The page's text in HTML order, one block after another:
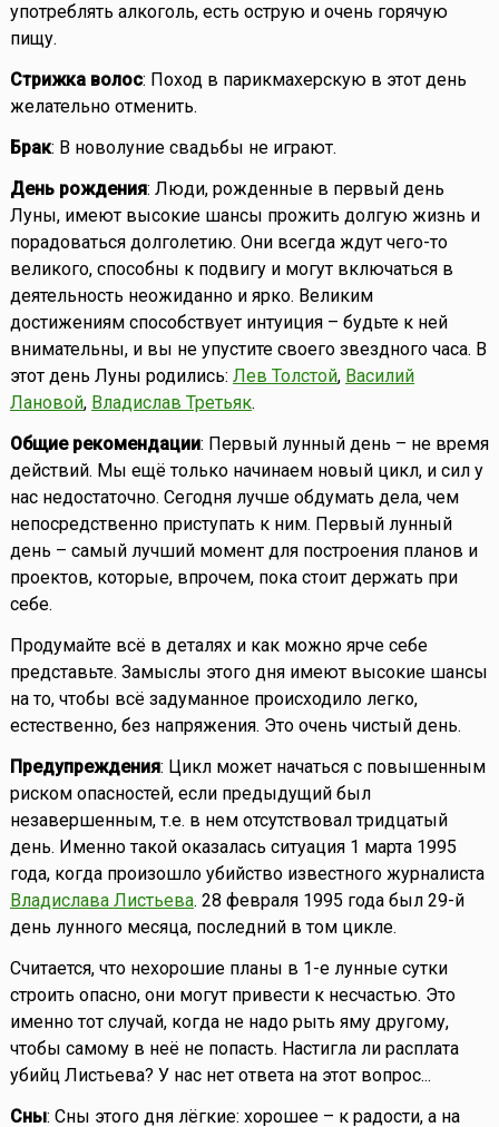
употреблять алкоголь, есть острую и очень горячую
пищу.
Стрижка волос: Поход в парикмахерскую в этот день
желательно отменить.
Брак: В новолуние свадьбы не играют.
День рождения: Люди, рожденные в первый день
Луны, имеют высокие шансы прожить долгую жизнь и
порадоваться долголетию. Они всегда ждут чего-то
великого, способны к подвигу и могут включаться в
деятельность неожиданно и ярко. Великим
достижениям способствует интуиция – будьте к ней
внимательны, и вы не упустите своего звездного часа. В
этот день Луны родились: Лев Толстой, Василий
Лановой, Владислав Третьяк.
Общие рекомендации: Первый лунный день – не время
действий. Мы ещё только начинаем новый цикл, и сил у
нас недостаточно. Сегодня лучше обдумать дела, чем
непосредственно приступать к ним. Первый лунный
день – самый лучший момент для построения планов и
проектов, которые, впрочем, пока стоит держать при
себе.
Продумайте всё в деталях и как можно ярче себе
представьте. Замыслы этого дня имеют высокие шансы
на то, чтобы всё задуманное происходило легко,
естественно, без напряжения. Это очень чистый день.
Предупреждения: Цикл может начаться с повышенным
риском опасностей, если предыдущий был
незавершенным, т.е. в нем отсутствовал тридцатый
день. Именно такой оказалась ситуация 1 марта 1995
года, когда произошло убийство известного журналиста
Владислава Листьева. 28 февраля 1995 года был 29-й
день лунного месяца, последний в том цикле.
Считается, что нехорошие планы в 1-е лунные сутки
строить опасно, они могут привести к несчастью. Это
именно тот случай, когда не надо рыть яму другому,
чтобы самому в неё не попасть. Настигла ли расплата
убийц Листьева? У нас нет ответа на этот вопрос...
Сны: Сны этого дня лёгкие: хорошее – к радости, а на